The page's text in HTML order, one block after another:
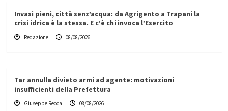
Invasi pieni, città senz’acqua: da Agrigento a Trapani la
crisi idrica è la stessa. E c’è chi invoca l’Esercito
Redazione 08/08/2026
Tar annulla divieto armi ad agente: motivazioni
insufficienti della Prefettura
Giuseppe Recca 08/08/2026